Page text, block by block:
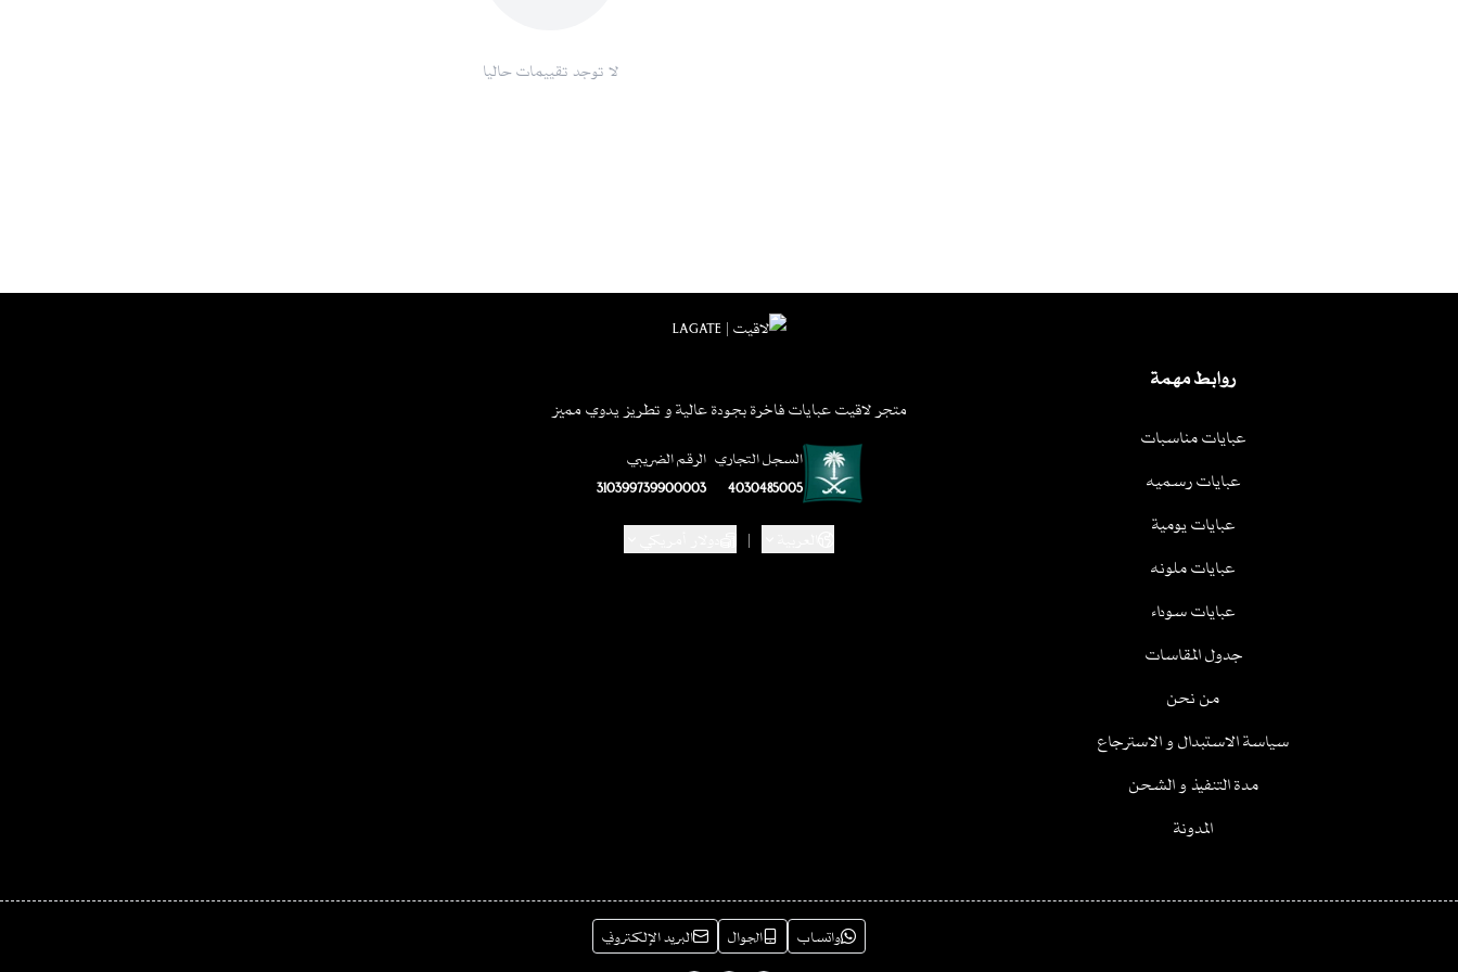
لا توجد تقييمات حاليا
روابط مهمة
عبايات مناسبات
عبايات رسميه
عبايات يومية
عبايات ملونه
عبايات سوداء
جدول المقاسات
من نحن
سياسة الاستبدال و الاسترجاع
مدة التنفيذ و الشحن
المدونة
متجر لاقيت عبايات فاخرة بجودة عالية و تطريز يدوي مميز
السجل التجاري
4030485005
الرقم الضريبي
310399739900003
|
واتساب الجوال البريد الإلكتروني